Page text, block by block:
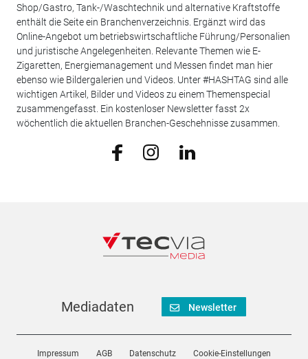
Shop/Gastro, Tank-/Waschtechnik und alternative Kraftstoffe
enthält die Seite ein Branchenverzeichnis. Ergänzt wird das
Online-Angebot um betriebswirtschaftliche Führung/Personalien
und juristische Angelegenheiten. Relevante Themen wie E-
Zigaretten, Energiemanagement und Messen findet man hier
ebenso wie Bildergalerien und Videos. Unter #HASHTAG sind alle
wichtigen Artikel, Bilder und Videos zu einem Themenspecial
zusammengefasst. Ein kostenloser Newsletter fasst 2x
wöchentlich die aktuellen Branchen-Geschehnisse zusammen.
Mediadaten Newsletter
Impressum AGB Datenschutz Cookie-Einstellungen